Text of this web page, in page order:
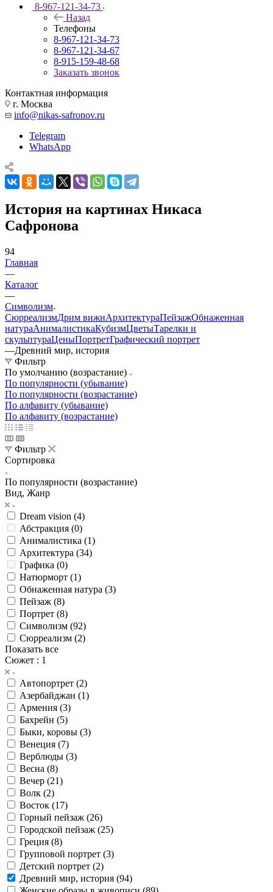
8-967-121-34-73
Назад
Телефоны
8-967-121-34-73
8-967-121-34-67
8-915-159-48-68
Заказать звонок
Контактная информация
г. Москва
info@nikas-safronov.ru
Telegram
WhatsApp
История на картинах Никаса
Сафронова
94
Главная
—
Каталог
—
Символизм
СюрреализмДрим вижнАрхитектураПейзажОбнаженная
натураАнималистикаКубизмЦветыТарелки и
скульптураЦеныПортретГрафический портрет
—Древний мир, история
Фильтр
По умолчанию (возрастание)
По популярности (убывание)
По популярности (возрастание)
По алфавиту (убывание)
По алфавиту (возрастание)
Фильтр
Сортировка
По популярности (возрастание)
Вид, Жанр
Dream vision (4)
Абстракция (0)
Анималистика (1)
Архитектура (34)
Графика (0)
Натюрморт (1)
Обнаженная натура (3)
Пейзаж (8)
Портрет (8)
Символизм (92)
Сюрреализм (2)
Показать все
Сюжет : 1
Автопортрет (2)
Азербайджан (1)
Армения (3)
Бахрейн (5)
Быки, коровы (3)
Венеция (7)
Верблюды (3)
Весна (8)
Вечер (21)
Волк (2)
Восток (17)
Горный пейзаж (26)
Городской пейзаж (25)
Греция (8)
Групповой портрет (3)
Детский портрет (2)
Древний мир, история (94)